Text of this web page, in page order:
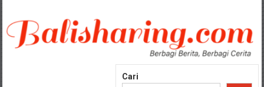
konten
Cari